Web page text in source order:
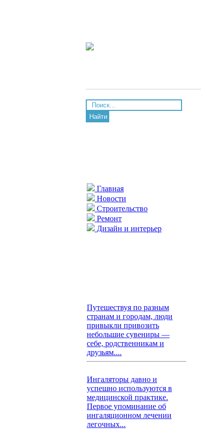
Найти
Главная
Новости
Строительство
Ремонт
Дизайн и интерьер
Путешествуя по разным
странам и городам, люди
привыкли привозить
небольшие сувениры —
себе, родственникам и
друзьям....
Ингаляторы давно и
успешно используются в
медицинской практике.
Первое упоминание об
ингаляционном лечении
легочных...